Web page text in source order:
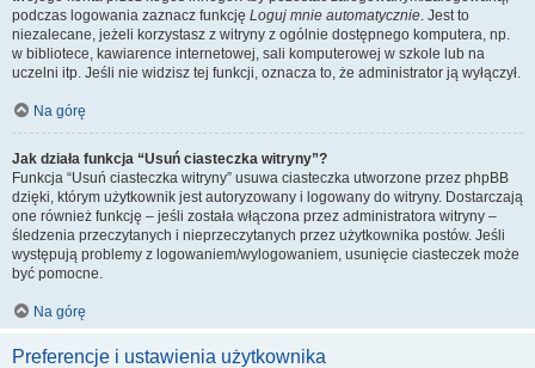
podczas logowania zaznacz funkcję Loguj mnie automatycznie. Jest to
niezalecane, jeżeli korzystasz z witryny z ogólnie dostępnego komputera, np.
w bibliotece, kawiarence internetowej, sali komputerowej w szkole lub na
uczelni itp. Jeśli nie widzisz tej funkcji, oznacza to, że administrator ją wyłączył.
Na górę
Jak działa funkcja “Usuń ciasteczka witryny”?
Funkcja “Usuń ciasteczka witryny” usuwa ciasteczka utworzone przez phpBB
dzięki, którym użytkownik jest autoryzowany i logowany do witryny. Dostarczają
one również funkcję – jeśli została włączona przez administratora witryny –
śledzenia przeczytanych i nieprzeczytanych przez użytkownika postów. Jeśli
występują problemy z logowaniem/wylogowaniem, usunięcie ciasteczek może
być pomocne.
Na górę
Preferencje i ustawienia użytkownika